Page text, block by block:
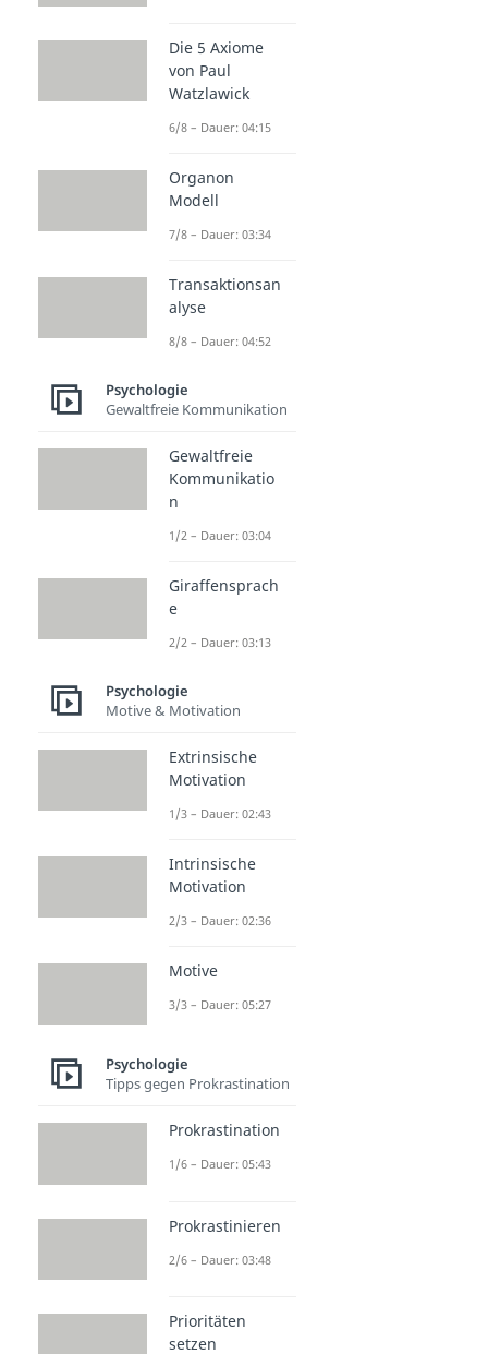
Die 5 Axiome
von Paul
Watzlawick
6/8 – Dauer: 04:15
Organon
Modell
7/8 – Dauer: 03:34
Transaktionsan
alyse
8/8 – Dauer: 04:52
Psychologie
Gewaltfreie Kommunikation
Gewaltfreie
Kommunikatio
n
1/2 – Dauer: 03:04
Giraffensprach
e
2/2 – Dauer: 03:13
Psychologie
Motive & Motivation
Extrinsische
Motivation
1/3 – Dauer: 02:43
Intrinsische
Motivation
2/3 – Dauer: 02:36
Motive
3/3 – Dauer: 05:27
Psychologie
Tipps gegen Prokrastination
Prokrastination
1/6 – Dauer: 05:43
Prokrastinieren
2/6 – Dauer: 03:48
Prioritäten
setzen